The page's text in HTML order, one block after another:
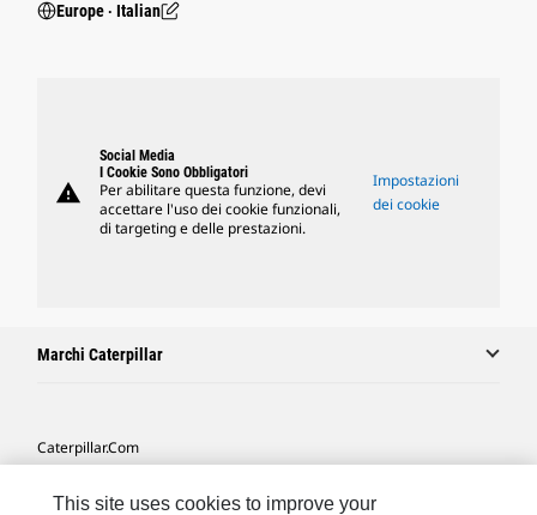
Europe ‧ Italian
warning
Social Media
I Cookie Sono Obbligatori
Per abilitare questa funzione, devi
accettare l'uso dei cookie funzionali,
di targeting e delle prestazioni.
Impostazioni
dei cookie
Marchi Caterpillar
Caterpillar.com
This site uses cookies to improve your